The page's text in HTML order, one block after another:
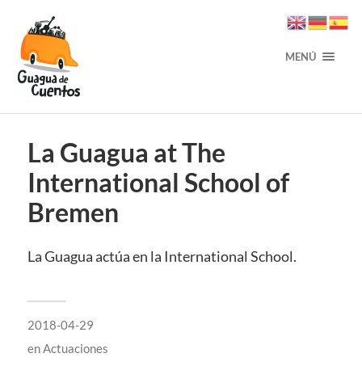
MENÚ
La Guagua at The
International School of
Bremen
La Guagua actúa en la International School.
2018-04-29
enActuaciones